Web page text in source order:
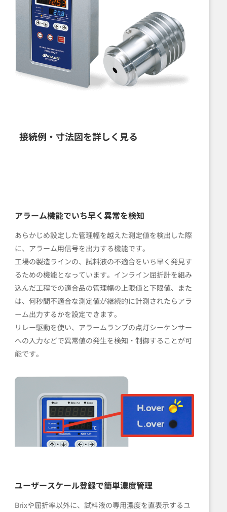
接続例・寸法図を詳しく見る
アラーム機能でいち早く異常を検知
あらかじめ設定した管理幅を越えた測定値を検出した際
に、アラーム用信号を出力する機能です。
工場の製造ラインの、試料液の不適合をいち早く発見す
るための機能となっています。インライン屈折計を組み
込んだ工程での適合品の管理幅の上限値と下限値、また
は、何秒間不適合な測定値が継続的に計測されたらアラ
ーム出力するかを設定できます。
リレー駆動を使い、アラームランプの点灯シーケンサー
への入力などで異常値の発生を検知・制御することが可
能です。
ユーザースケール登録で簡単濃度管理
Brixや屈折率以外に、試料液の専用濃度を直表示するユ